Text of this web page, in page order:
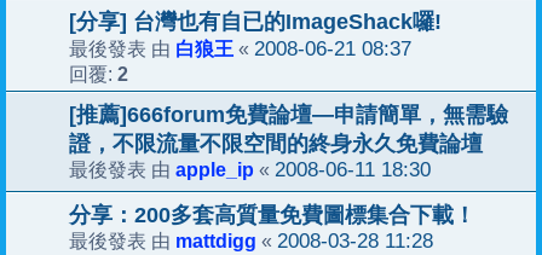
[分享] 台灣也有自已的ImageShack囉!
最後發表 由 白狼王 « 2008-06-21 08:37
回覆: 2
[推薦]666forum免費論壇—申請簡單，無需驗
證，不限流量不限空間的終身永久免費論壇
最後發表 由 apple_ip « 2008-06-11 18:30
分享：200多套高質量免費圖標集合下載！
最後發表 由 mattdigg « 2008-03-28 11:28